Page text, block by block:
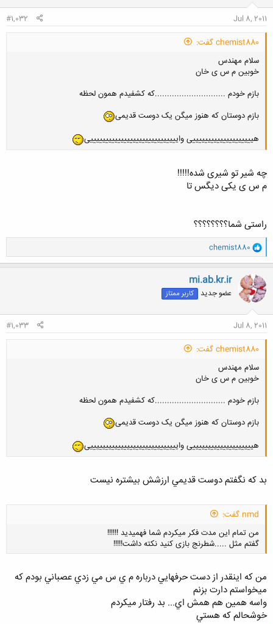
Jul 8, 2011
#1,032
chemist880 گفت:
سلام مهندس
خوبین م س ی خان
بازم خودم .............................که کشفیدم همون لحظه
بازم دوستان که هنوز میگن یک دوست قدیمی
هییییییییییییییییییییی وایییییییییییییییییییییییییییییی
چه شیر تو شیری شده!!!!!
م س ی یکی دیگس تا
راستی شما؟؟؟؟؟؟؟؟
و
ا
ک
ن
ش
ه
ا
chemist880
mi.ab.kr.ir
عضو جدید کاربر ممتاز
Jul 8, 2011
#1,033
chemist880 گفت:
سلام مهندس
خوبین م س ی خان
بازم خودم .............................که کشفیدم همون لحظه
بازم دوستان که هنوز میگن یک دوست قدیمی
هییییییییییییییییییییی وایییییییییییییییییییییییییییییی
بد كه نگفتم دوست قديمي ارزشش بيشتره نيست
nmd گفت:
من تمام این مدت فکر میکردم شما فهمیدید !!!!!!
گفتم مثل .....شطرنج بازی کنید نکته داشت!!!!!
من كه اينقدر از دست حرفهايي درباره م ي س مي زدي عصباني بودم كه
ميخواستم دارت بزنم
واسه همين هم همش اي... بد رفتار ميكردم
خوشحالم كه هستي